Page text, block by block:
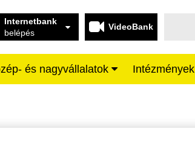
Internetbank
belépés
VideoBank
és nagyvállalatok Intézmények